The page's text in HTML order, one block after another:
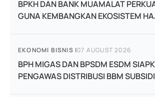
BPKH DAN BANK MUAMALAT
GUNA KEMBANGKAN EKOSISTEM
EKONOMI BISNIS |07 AUGUST 2026
BPH MIGAS DAN BPSDM ESDM
PENGAWAS DISTRIBUSI BBM SUBSIDI